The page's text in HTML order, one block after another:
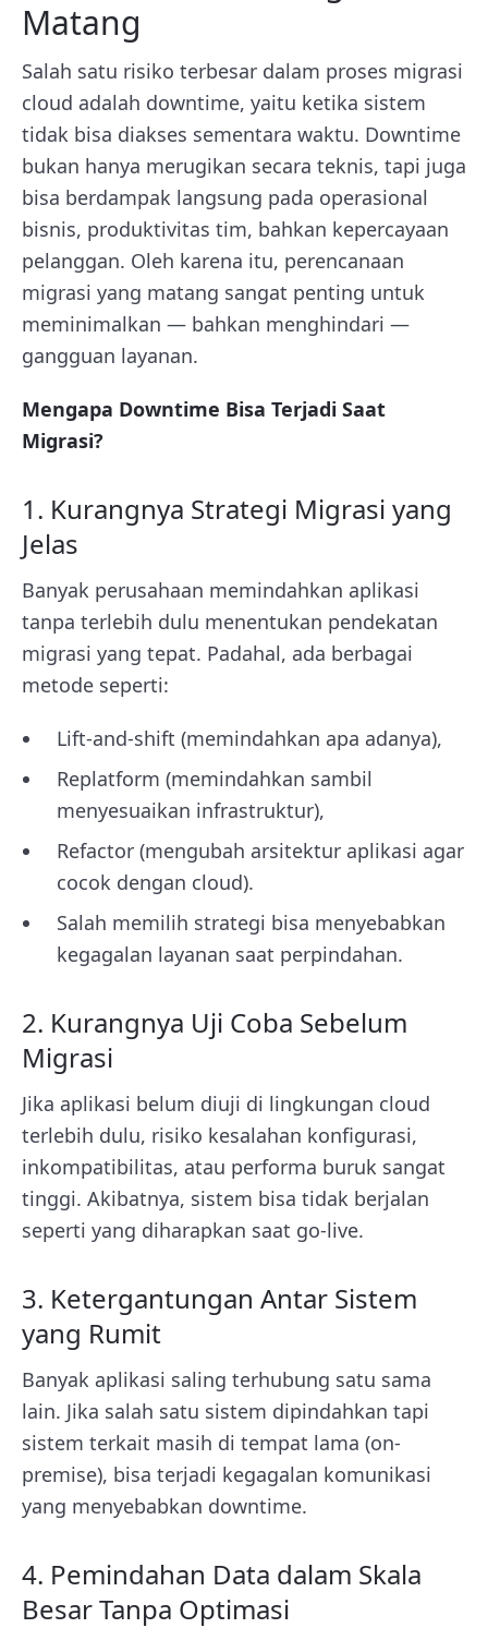
Matang
Salah satu risiko terbesar dalam proses migrasi
cloud adalah downtime, yaitu ketika sistem
tidak bisa diakses sementara waktu. Downtime
bukan hanya merugikan secara teknis, tapi juga
bisa berdampak langsung pada operasional
bisnis, produktivitas tim, bahkan kepercayaan
pelanggan. Oleh karena itu, perencanaan
migrasi yang matang sangat penting untuk
meminimalkan — bahkan menghindari —
gangguan layanan.
Mengapa Downtime Bisa Terjadi Saat
Migrasi?
1. Kurangnya Strategi Migrasi yang
Jelas
Banyak perusahaan memindahkan aplikasi
tanpa terlebih dulu menentukan pendekatan
migrasi yang tepat. Padahal, ada berbagai
metode seperti:
Lift-and-shift (memindahkan apa adanya),
Replatform (memindahkan sambil
menyesuaikan infrastruktur),
Refactor (mengubah arsitektur aplikasi agar
cocok dengan cloud).
Salah memilih strategi bisa menyebabkan
kegagalan layanan saat perpindahan.
2. Kurangnya Uji Coba Sebelum
Migrasi
Jika aplikasi belum diuji di lingkungan cloud
terlebih dulu, risiko kesalahan konfigurasi,
inkompatibilitas, atau performa buruk sangat
tinggi. Akibatnya, sistem bisa tidak berjalan
seperti yang diharapkan saat go-live.
3. Ketergantungan Antar Sistem
yang Rumit
Banyak aplikasi saling terhubung satu sama
lain. Jika salah satu sistem dipindahkan tapi
sistem terkait masih di tempat lama (on-
premise), bisa terjadi kegagalan komunikasi
yang menyebabkan downtime.
4. Pemindahan Data dalam Skala
Besar Tanpa Optimasi